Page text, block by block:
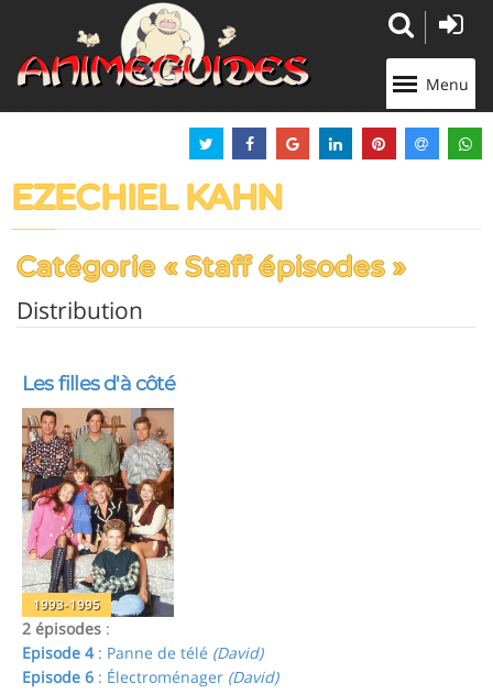
Menu
EZECHIEL KAHN
Catégorie « Staff épisodes »
Distribution
Les filles d'à côté
1993-1995
2 épisodes :
Episode 4: Panne de télé (David)
Episode 6 : Électroménager (David)
Panneau de gestion des cookies